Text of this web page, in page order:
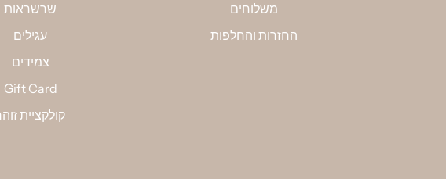
שרשראות
עגילים
צמידים
Gift Card
קולקציית
משלוחים
החזרות והחלפות